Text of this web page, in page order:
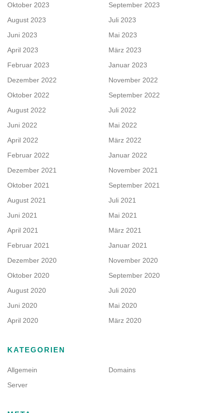
Oktober 2023
September 2023
August 2023
Juli 2023
Juni 2023
Mai 2023
April 2023
März 2023
Februar 2023
Januar 2023
Dezember 2022
November 2022
Oktober 2022
September 2022
August 2022
Juli 2022
Juni 2022
Mai 2022
April 2022
März 2022
Februar 2022
Januar 2022
Dezember 2021
November 2021
Oktober 2021
September 2021
August 2021
Juli 2021
Juni 2021
Mai 2021
April 2021
März 2021
Februar 2021
Januar 2021
Dezember 2020
November 2020
Oktober 2020
September 2020
August 2020
Juli 2020
Juni 2020
Mai 2020
April 2020
März 2020
KATEGORIEN
Allgemein
Domains
Server